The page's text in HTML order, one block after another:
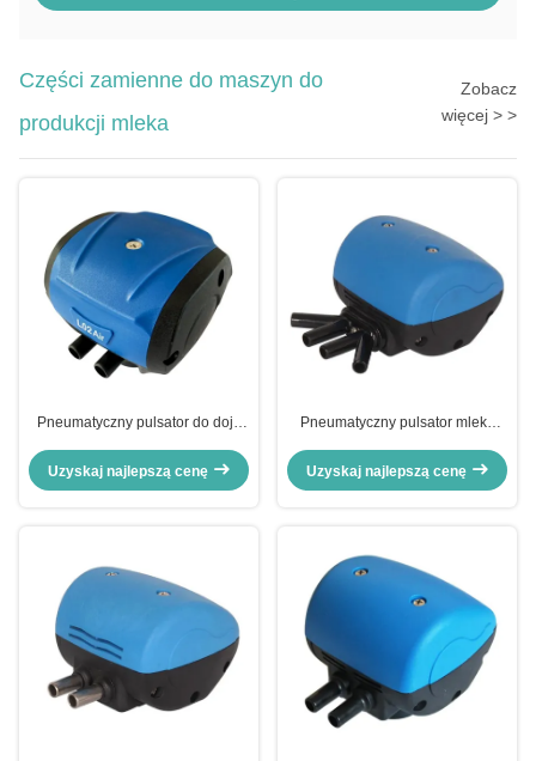
Części zamienne do maszyn do
produkcji mleka
Zobacz
więcej > >
Pneumatyczny pulsator do doju
Uzyskaj najlepszą cenę
Pneumatyczny pulsator mleka
sztucznego
Uzyskaj najlepszą cenę